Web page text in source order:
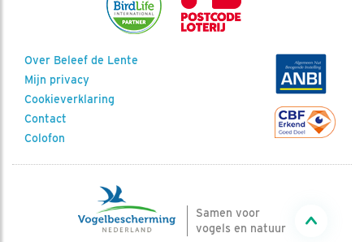
Over Beleef de Lente
Mijn privacy
Cookieverklaring
Contact
Colofon
Samen voor
vogels en natuur